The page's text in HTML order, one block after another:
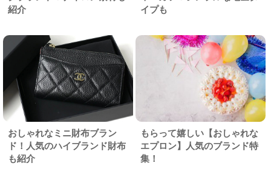
紹介
イプも
おしゃれなミニ財布ブラン
ド！人気のハイブランド財布
も紹介
もらって嬉しい【おしゃれな
エプロン】人気のブランド特
集！